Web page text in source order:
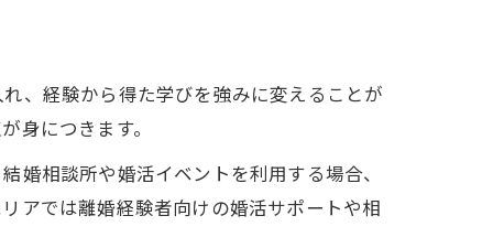
、経験から得た学びを強みに変えることが
身につきます。
婚相談所や婚活イベントを利用する場合、
アでは離婚経験者向けの婚活サポートや相